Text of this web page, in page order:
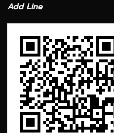
Add Line